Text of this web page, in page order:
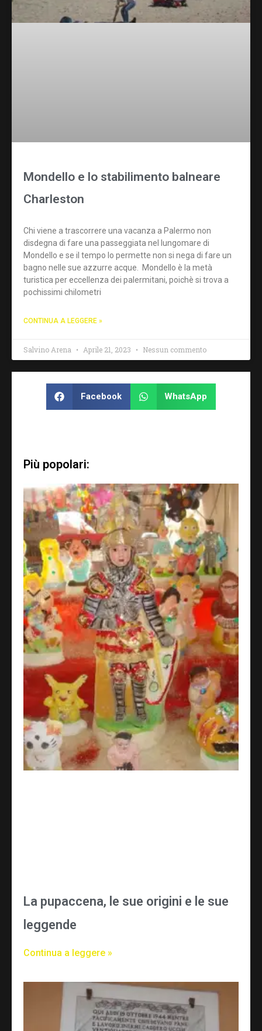
Mondello e lo stabilimento balneare
Charleston
Chi viene a trascorrere una vacanza a Palermo non
disdegna di fare una passeggiata nel lungomare di
Mondello e se il tempo lo permette non si nega di fare un
bagno nelle sue azzurre acque. Mondello è la metà
turistica per eccellenza dei palermitani, poichè si trova a
pochissimi chilometri
CONTINUA A LEGGERE »
Salvino Arena Aprile 21, 2023 Nessun commento
Facebook WhatsApp
Più popolari:
La pupaccena, le sue origini e le sue
leggende
Continua a leggere »